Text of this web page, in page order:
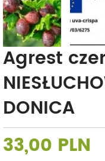
Agrest
DONICA
33,00 PLN